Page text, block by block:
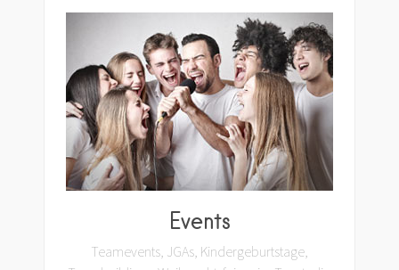
Events
Teamevents, JGAs, Kindergeburtstage,